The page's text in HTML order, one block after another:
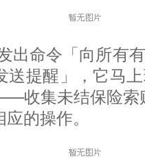
出命令「向所有
送提醒」，它马
收集未结保险索
的操作。